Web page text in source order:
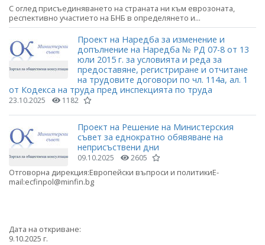
С оглед присъединяването на страната ни към еврозоната,
респективно участието на БНБ в определянето и...
Проект на Наредба за изменение и
допълнение на Наредба № РД 07-8 от 13
юли 2015 г. за условията и реда за
предоставяне, регистриране и отчитане
на трудовите договори по чл. 114а, ал. 1
от Кодекса на труда пред инспекцията по труда
23.10.2025 1182
Проект на Решение на Министерския
съвет за еднократно обявяване на
неприсъствени дни
09.10.2025 2605
Отговорна дирекция:Европейски въпроси и политикиE-
mail:ecfinpol@minfin.bg
Дата на откриване:
9.10.2025 г.